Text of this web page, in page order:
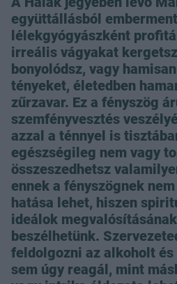
együttállásból
lélekgyógyászként
irreális vágyakat
bonyolódsz, vagy
tényeket, életedben
zűrzavar. Ez a fényszög
szemfényvesztés
azzal a ténnyel is
egészségileg nem vagy
összeszedhetsz
ennek a fényszögnek
hatása lehet, hiszen
ideálok
beszélhetünk.
feldolgozni az alkoholt
sem úgy reagál, mint